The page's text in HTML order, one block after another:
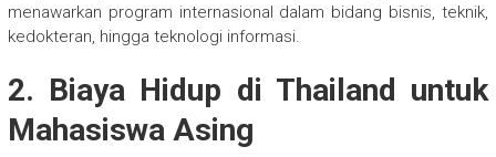
menawarkan program internasional dalam bidang bisnis, teknik,
kedokteran, hingga teknologi informasi.
2. Biaya Hidup di Thailand untuk
Mahasiswa Asing